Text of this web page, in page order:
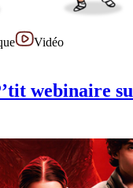
Vidéo
webinaire